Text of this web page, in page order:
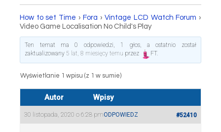
How to set Time › Fora › Vintage LCD Watch Forum ›
Video Game Localisation No Child's Play
Ten temat ma 0 odpowiedzi, 1 głos, a ostatnio został
zaktualizowany 5 lat, 8 miesięcy temu przez FT.
Wyświetlanie 1 wpisu (z 1 w sumie)
Autor Wpisy
30 listopada, 2020 o 6:28 pm #52410
ODPOWIEDZ